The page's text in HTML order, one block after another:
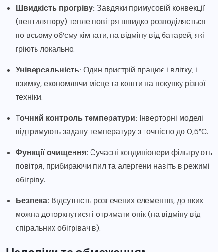
Швидкість прогріву: Завдяки примусовій конвекції
(вентилятору) тепле повітря швидко розподіляється
по всьому об’єму кімнати, на відміну від батарей, які
гріють локально.
Універсальність: Один пристрій працює і влітку, і
взимку, економлячи місце та кошти на покупку різної
техніки.
Точний контроль температури: Інверторні моделі
підтримують задану температуру з точністю до 0,5°C.
Функції очищення: Сучасні кондиціонери фільтрують
повітря, прибираючи пил та алергени навіть в режимі
обігріву.
Безпека: Відсутність розпечених елементів, до яких
можна доторкнутися і отримати опік (на відміну від
спіральних обігрівачів).